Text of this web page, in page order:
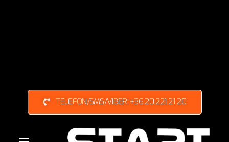
TELEFON/SMS/VIBER: +36 20 221 21 20